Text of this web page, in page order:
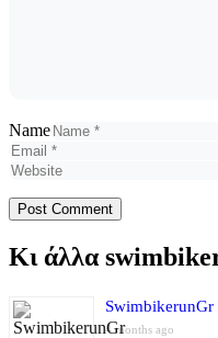
Name
Κι άλλα
SwimbikerunGr
4 months ago